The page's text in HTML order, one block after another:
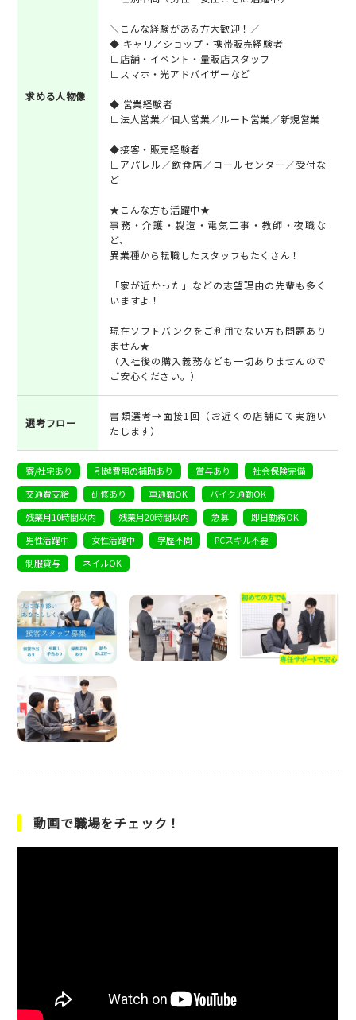
求める人物像
＼こんな経験がある方大歓迎！／
◆ キャリアショップ・携帯販売経験者
∟店舗・イベント・量販店スタッフ
∟スマホ・光アドバイザーなど
◆ 営業経験者
∟法人営業／個人営業／ルート営業／新規営業
◆接客・販売経験者
∟アパレル／飲食店／コールセンター／受付な
ど
★こんな方も活躍中★
事務・介護・製造・電気工事・教師・夜職な
ど、
異業種から転職したスタッフもたくさん！
「家が近かった」などの志望理由の先輩も多く
いますよ！
現在ソフトバンクをご利用でない方も問題あり
ません★
（入社後の購入義務なども一切ありませんので
ご安心ください。）
選考フロー
書類選考→面接1回（お近くの店舗にて実施い
たします）
寮/社宅あり 引越費用の補助あり 賞与あり
社会保険完備
交通費支給
研修あり 車通勤OK
バイク通勤OK
残業月10時間以内
残業月20時間以内 急募
即日勤務OK
男性活躍中
女性活躍中 学歴不問
PCスキル不要
制服貸与
ネイルOK
動画で職場をチェック！